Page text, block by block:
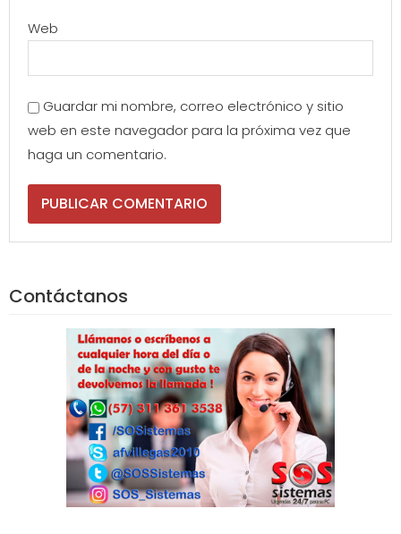
Web
Guardar mi nombre, correo electrónico y sitio
web en este navegador para la próxima vez que
haga un comentario.
Contáctanos